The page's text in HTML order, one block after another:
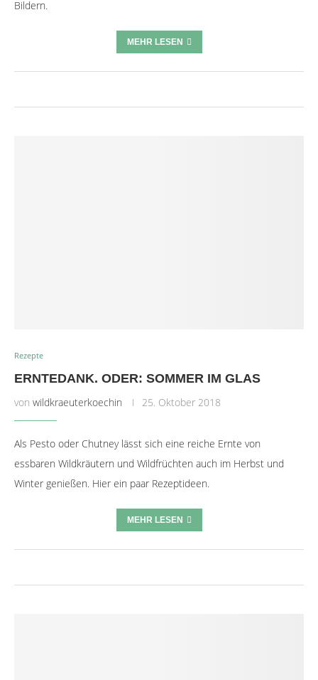
Bildern.
MEHR LESEN
Rezepte
ERNTEDANK. ODER: SOMMER IM GLAS
von wildkraeuterkoechin 25. Oktober 2018
Als Pesto oder Chutney lässt sich eine reiche Ernte von
essbaren Wildkräutern und Wildfrüchten auch im Herbst und
Winter genießen. Hier ein paar Rezeptideen.
MEHR LESEN